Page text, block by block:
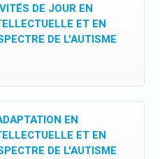
DE JOUR EN
ET EN
DE L'AUTISME
EN
ET EN
DE L'AUTISME